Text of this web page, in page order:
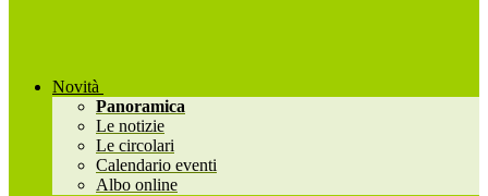
Novità
Panoramica
Le notizie
Le circolari
Calendario eventi
Albo online